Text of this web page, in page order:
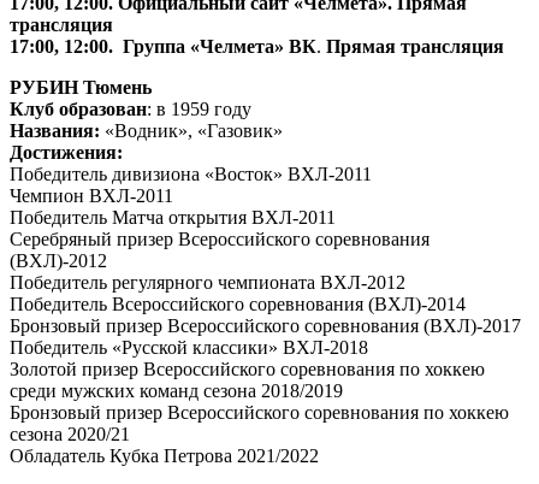
трансляция
17:00, 12:00. Группа «Челмета» ВК. Прямая трансляция
РУБИН Тюмень
Клуб образован: в 1959 году
Названия: «Водник», «Газовик»
Достижения:
Победитель дивизиона «Восток» ВХЛ-2011
Чемпион ВХЛ-2011
Победитель Матча открытия ВХЛ-2011
Серебряный призер Всероссийского соревнования
(ВХЛ)-2012
Победитель регулярного чемпионата ВХЛ-2012
Победитель Всероссийского соревнования (ВХЛ)-2014
Бронзовый призер Всероссийского соревнования (ВХЛ)-2017
Победитель «Русской классики» ВХЛ-2018
Золотой призер Всероссийского соревнования по хоккею
среди мужских команд сезона 2018/2019
Бронзовый призер Всероссийского соревнования по хоккею
сезона 2020/21
Обладатель Кубка Петрова 2021/2022